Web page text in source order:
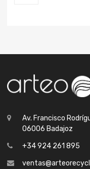
Av. Francisco
06006 Badajoz
+34 924 261 895